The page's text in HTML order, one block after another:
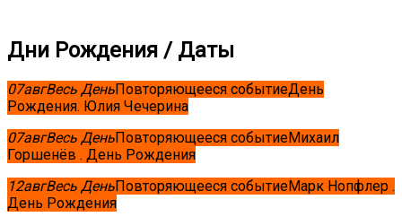
Дни Рождения / Даты
07авгВесь ДеньПовторяющееся событиеДень
Рождения. Юлия Чечерина
07авгВесь ДеньПовторяющееся событиеМихаил
Горшенёв . День Рождения
12авгВесь ДеньПовторяющееся событиеМарк Нопфлер .
День Рождения